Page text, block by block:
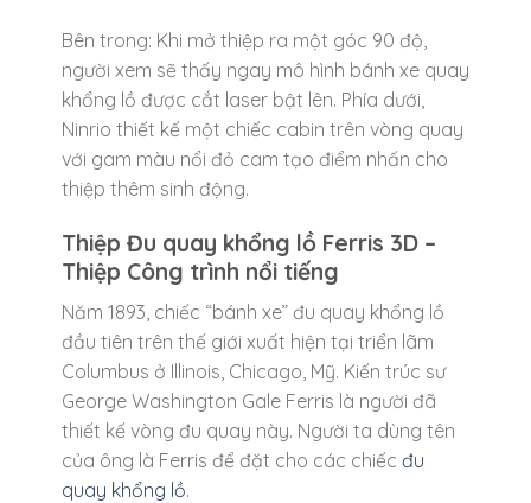
Bên trong: Khi mở thiệp ra một góc 90 độ,
người xem sẽ thấy ngay mô hình bánh xe quay
khổng lồ được cắt laser bật lên. Phía dưới,
Ninrio thiết kế một chiếc cabin trên vòng quay
với gam màu nổi đỏ cam tạo điểm nhấn cho
thiệp thêm sinh động.
Thiệp Đu quay khổng lồ Ferris 3D –
Thiệp Công trình nổi tiếng
Năm 1893, chiếc “bánh xe” đu quay khổng lồ
đầu tiên trên thế giới xuất hiện tại triển lãm
Columbus ở Illinois, Chicago, Mỹ. Kiến trúc sư
George Washington Gale Ferris là người đã
thiết kế vòng đu quay này. Người ta dùng tên
của ông là Ferris để đặt cho các chiếc đu
quay khổng lồ.